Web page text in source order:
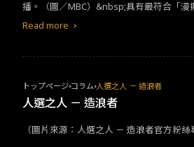
播。（圖／MBC）&nbsp;具有最符合「漫
手兼演員車銀優，眾所皆知他的高顏值是
當時高度還原男主角特質的演技，讓許多
迎接新作，如何擺脫當時的「冷酷男」印
漫畫〈犬系戀人〉，在台灣擁有9.9顆心的
Read more
トップページ コラム 人選之人 － 造浪者
人選之人 － 造浪者
（圖片來源：人選之人 － 造浪者官方粉絲